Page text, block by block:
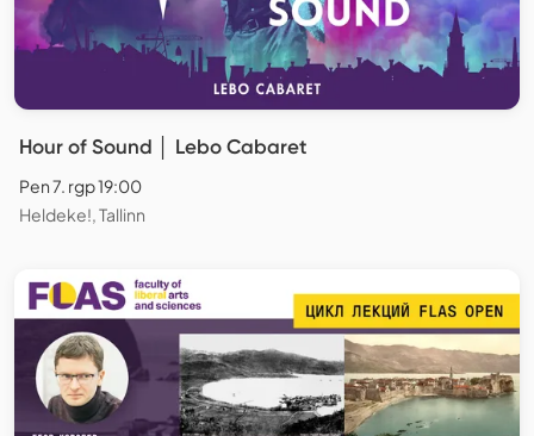
Hour of Sound │ Lebo Cabaret
Pen 7. rgp 19:00
Heldeke!, Tallinn